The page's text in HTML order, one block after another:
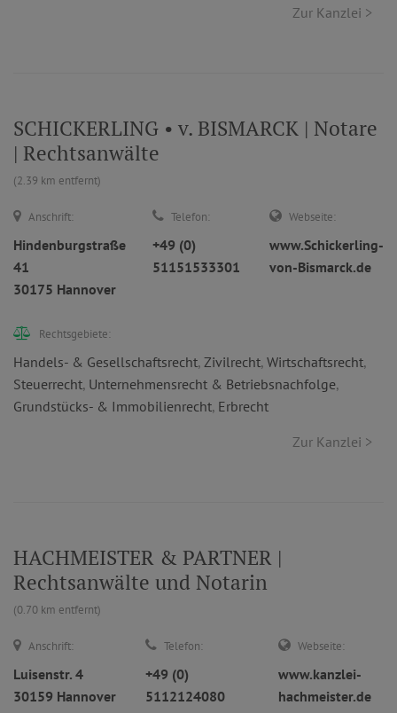
Zur Kanzlei >
SCHICKERLING • v. BISMARCK | Notare
| Rechtsanwälte
(2.39 km entfernt)
Anschrift:
Hindenburgstraße
41
30175 Hannover
Telefon:
+49 (0)
51151533301
Webseite:
www.Schickerling-
von-Bismarck.de
Rechtsgebiete:
Handels- & Gesellschaftsrecht, Zivilrecht, Wirtschaftsrecht,
Steuerrecht, Unternehmensrecht & Betriebsnachfolge,
Grundstücks- & Immobilienrecht, Erbrecht
Zur Kanzlei >
HACHMEISTER & PARTNER |
Rechtsanwälte und Notarin
(0.70 km entfernt)
Anschrift:
Luisenstr. 4
30159 Hannover
Telefon:
+49 (0)
5112124080
Webseite:
www.kanzlei-
hachmeister.de